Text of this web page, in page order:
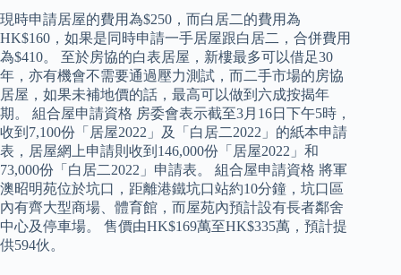
現時申請居屋的費用為$250，而白居二的費用為
HK$160，如果是同時申請一手居屋跟白居二，合併費用
為$410。 至於房協的白表居屋，新樓最多可以借足30
年，亦有機會不需要通過壓力測試，而二手市場的房協
居屋，如果未補地價的話，最高可以做到六成按揭年
期。 組合屋申請資格 房委會表示截至3月16日下午5時，
收到7,100份「居屋2022」及「白居二2022」的紙本申請
表，居屋網上申請則收到146,000份「居屋2022」和
73,000份「白居二2022」申請表。 組合屋申請資格 將軍
澳昭明苑位於坑口，距離港鐵坑口站約10分鐘，坑口區
內有齊大型商場、體育館，而屋苑內預計設有長者鄰舍
中心及停車場。 售價由HK$169萬至HK$335萬，預計提
供594伙。